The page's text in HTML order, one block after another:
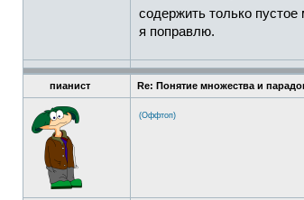
содержить только
я поправлю.
пианист Re: Понятие множества и
(Оффтоп)